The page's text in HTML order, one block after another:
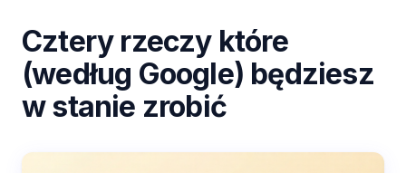
Cztery rzeczy które
(według Google) będziesz
w stanie zrobić